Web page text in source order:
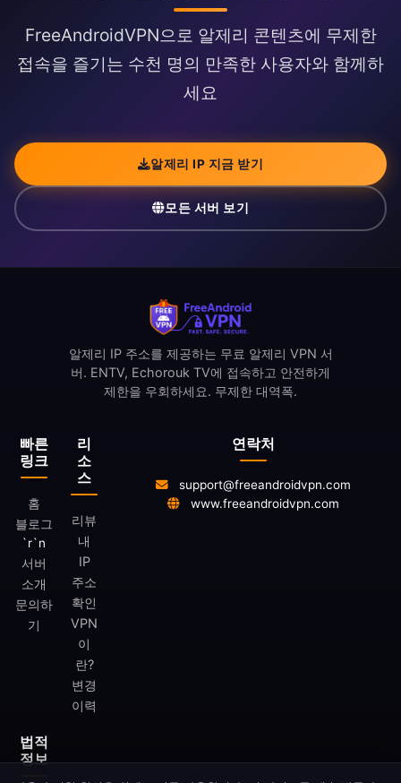
FreeAndroidVPN으로 알제리 콘텐츠에 무제한
접속을 즐기는 수천 명의 만족한 사용자와 함께하
세요
알제리 IP 지금 받기
모든 서버 보기
빠른
링크
홈
블로그
`r`n
서버
소개
문의하
기
리
소
스
리뷰
내
IP
주소
확인
VPN
이
란?
변경
이력
법적
정보
알제리 IP 주소를 제공하는 무료 알제리 VPN 서
버. ENTV, Echorouk TV에 접속하고 안전하게
제한을 우회하세요. 무제한 대역폭.
연락처
support@freeandroidvpn.com
www.freeandroidvpn.com